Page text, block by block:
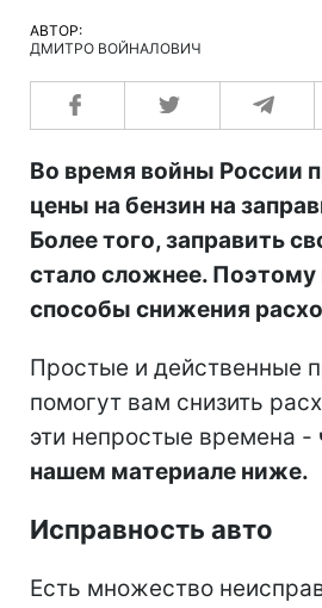
АВТОР:
ДМИТРО ВОЙНАЛОВИЧ
Во время войны России
цены на бензин на
Более того, заправить
стало сложнее.
способы снижения
Простые и действенные
помогут вам снизить
эти непростые времена -
нашем материале ниже.
Исправность авто
Есть множество